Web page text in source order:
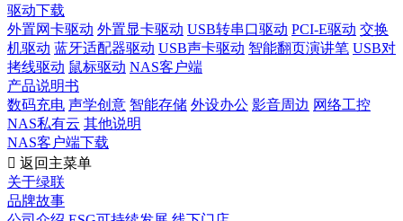
驱动下载
外置网卡驱动 外置显卡驱动 USB转串口驱动 PCI-E驱动 交换
机驱动 蓝牙适配器驱动 USB声卡驱动 智能翻页演讲笔 USB对
拷线驱动 鼠标驱动 NAS客户端
产品说明书
数码充电 声学创意 智能存储 外设办公 影音周边 网络工控
NAS私有云 其他说明
NAS客户端下载
 返回主菜单
关于绿联
品牌故事